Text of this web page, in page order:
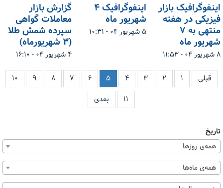
اینفوگرافیک بازار
فیزیکی در هفته
منتهی به ۷
شهریور ماه
۸ شهریور ۰۴ - ۱۱:۵۳
اینفوگرافیک ۴
شهریور ماه
۵ شهریور ۰۴ - ۱۰:۳۱
گزارش بازار
معاملات گواهی
سپرده شمش طلا
(۳ شهریورماه)
۴ شهریور ۰۴ - ۱۶:۱۰
قبلی ۱ ۲ ۳ ۴ ۵ ۶ ۷ ۸ ۹
۱۰
۱۱
بعدی
تاریخ
همه‌ی روزها
همه‌ی ماه‌ها